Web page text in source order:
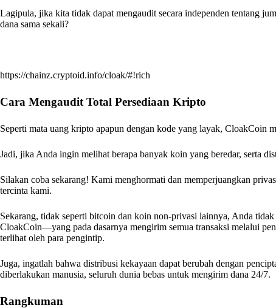
Lagipula, jika kita tidak dapat mengaudit secara independen tentang
dana sama sekali?
https://chainz.cryptoid.info/cloak/#!rich
Cara Mengaudit Total Persediaan Kripto
Seperti mata uang kripto apapun dengan kode yang layak, CloakCoin
Jadi, jika Anda ingin melihat berapa banyak koin yang beredar, serta
Silakan coba sekarang! Kami menghormati dan memperjuangkan
tercinta kami.
Sekarang, tidak seperti bitcoin dan koin non-privasi lainnya, Anda
CloakCoin—yang pada dasarnya mengirim semua transaksi melalui
terlihat oleh para pengintip.
Juga, ingatlah bahwa distribusi kekayaan dapat berubah dengan
diberlakukan manusia, seluruh dunia bebas untuk mengirim dana 24/7.
Rangkuman